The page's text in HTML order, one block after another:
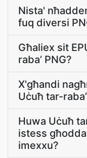
Nista'
fuq diversi
Għaliex sit
raba’ PNG?
X'għandi
Uċuħ tar-
Huwa Uċuħ
istess
imexxu?